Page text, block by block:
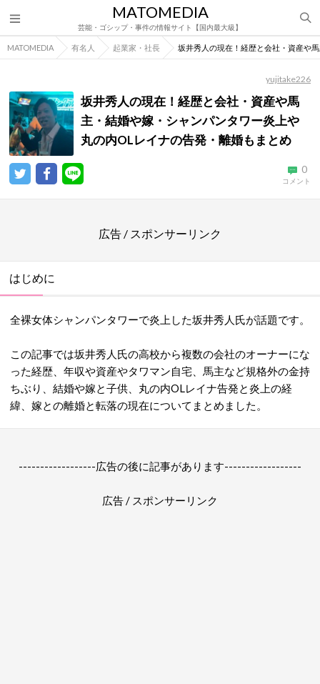
MATOMEDIA
芸能・ゴシップ・事件の情報サイト【国内最大級】
MATOMEDIA 有名人 起業家・社長 坂井秀人の現在！経歴と会社・資産や
yujitake226
坂井秀人の現在！経歴と会社・資産や馬
主・結婚や嫁・シャンパンタワー炎上や
丸の内OLレイナの告発・離婚もまとめ
0
コメント
広告 / スポンサーリンク
はじめに
全裸女体シャンパンタワーで炎上した坂井秀人氏が話題です。
この記事では坂井秀人氏の高校から複数の会社のオーナーにな
った経歴、年収や資産やタワマン自宅、馬主など規格外の金持
ちぶり、 結婚や嫁と子供、 丸の内OLレイナ告発と炎上の経
緯、嫁との離婚と転落の現在についてまとめました。
------------------広告の後に記事があります------------------
広告 / スポンサーリンク